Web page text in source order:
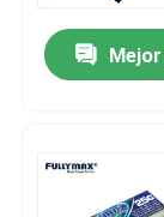
Batería de
Batería